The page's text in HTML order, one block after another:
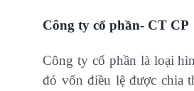
Công ty cổ phần- CT CP
Công ty cổ phần là loại
đó vốn điều lệ được chia